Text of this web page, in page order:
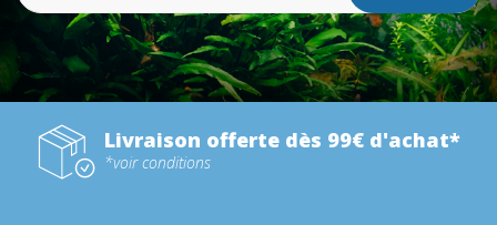
Livraison offerte dès 99€ d'achat*
*voir conditions